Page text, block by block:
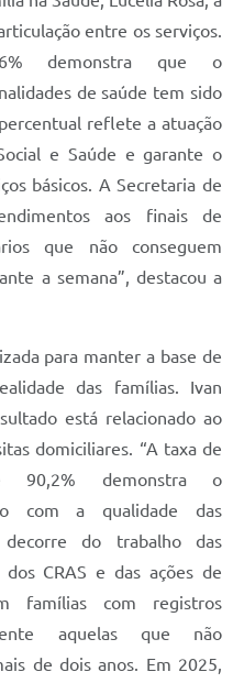
entre os serviços.
demonstra que o
de saúde tem sido
reflete a atuação
e Saúde e garante o
básicos. A Secretaria de
aos finais de
que não conseguem
a semana”, destacou a
para manter a base de
das famílias. Ivan
está relacionado ao
domiciliares. “A taxa de
90,2% demonstra o
com a qualidade das
do trabalho das
CRAS e das ações de
famílias com registros
aquelas que não
de dois anos. Em 2025,